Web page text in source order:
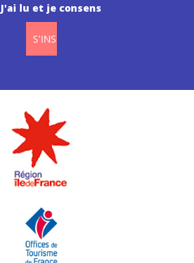
J'ai lu et je consens